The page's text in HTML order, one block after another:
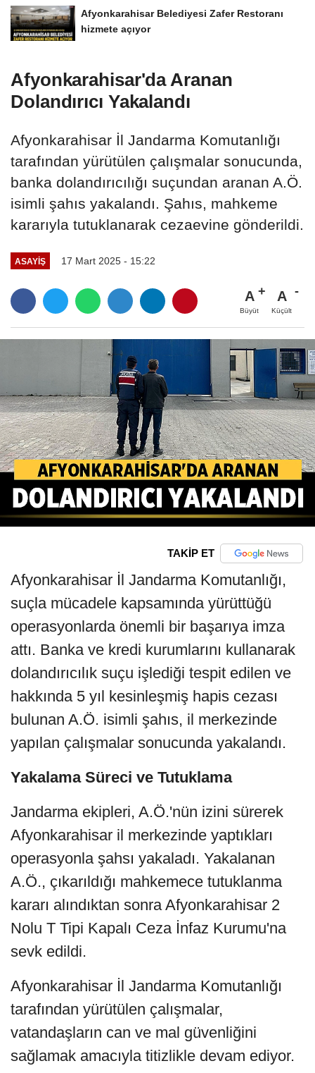
Afyonkarahisar Belediyesi Zafer Restoranı
hizmete açıyor
Afyonkarahisar'da Aranan
Dolandırıcı Yakalandı
Afyonkarahisar İl Jandarma Komutanlığı
tarafından yürütülen çalışmalar sonucunda,
banka dolandırıcılığı suçundan aranan A.Ö.
isimli şahıs yakalandı. Şahıs, mahkeme
kararıyla tutuklanarak cezaevine gönderildi.
ASAYIŞ 17 Mart 2025 - 15:22
A
Büyüt
A
Küçült
TAKİP ET
Afyonkarahisar İl Jandarma Komutanlığı,
suçla mücadele kapsamında yürüttüğü
operasyonlarda önemli bir başarıya imza
attı. Banka ve kredi kurumlarını kullanarak
dolandırıcılık suçu işlediği tespit edilen ve
hakkında 5 yıl kesinleşmiş hapis cezası
bulunan A.Ö. isimli şahıs, il merkezinde
yapılan çalışmalar sonucunda yakalandı.
Yakalama Süreci ve Tutuklama
Jandarma ekipleri, A.Ö.'nün izini sürerek
Afyonkarahisar il merkezinde yaptıkları
operasyonla şahsı yakaladı. Yakalanan
A.Ö., çıkarıldığı mahkemece tutuklanma
kararı alındıktan sonra Afyonkarahisar 2
Nolu T Tipi Kapalı Ceza İnfaz Kurumu'na
sevk edildi.
Afyonkarahisar İl Jandarma Komutanlığı
tarafından yürütülen çalışmalar,
vatandaşların can ve mal güvenliğini
sağlamak amacıyla titizlikle devam ediyor.